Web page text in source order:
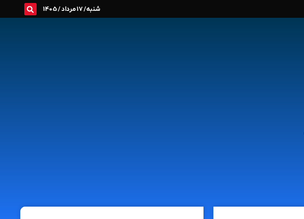
شنبه/ 17 مرداد / 1405